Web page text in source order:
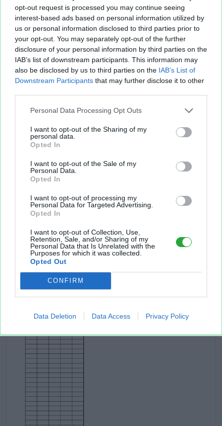
opt-out request is processed you may continue seeing
interest-based ads based on personal information utilized by
us or personal information disclosed to third parties prior to
your opt-out. You may separately opt-out of the further
disclosure of your personal information by third parties on the
IAB’s list of downstream participants. This information may
also be disclosed by us to third parties on the IAB’s List of
Downstream Participants that may further disclose it to other
Personal Data Processing Opt Outs
I want to opt-out of the Sharing of my
personal data.
Opted In
I want to opt-out of the Sale of my
Personal Data.
Opted In
I want to opt-out of processing my
Personal Data for Targeted Advertising.
Opted In
I want to opt-out of Collection, Use,
Retention, Sale, and/or Sharing of my
Personal Data that Is Unrelated with the
Purposes for which it was collected.
Opted Out
CONFIRM
Data Deletion Data Access Privacy Policy